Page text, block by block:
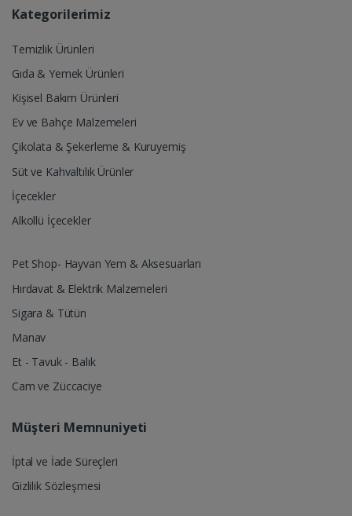
Kategorilerimiz
Temizlik Ürünleri
Gıda & Yemek Ürünleri
Kişisel Bakım Ürünleri
Ev ve Bahçe Malzemeleri
Çikolata & Şekerleme & Kuruyemiş
Süt ve Kahvaltılık Ürünler
İçecekler
Alkollü İçecekler
Pet Shop- Hayvan Yem & Aksesuarları
Hırdavat & Elektrik Malzemeleri
Sigara & Tütün
Manav
Et - Tavuk - Balık
Cam ve Züccaciye
Müşteri Memnuniyeti
İptal ve İade Süreçleri
Gizlilik Sözleşmesi